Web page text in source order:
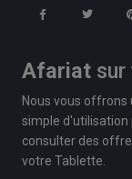
Afariat
Nous vous
simple d'utilisation
consulter des
votre Tablette.